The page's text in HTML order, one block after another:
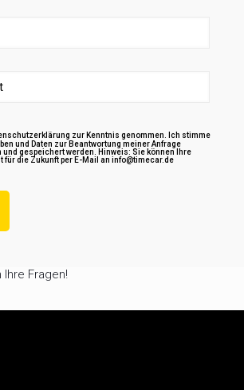
zur Kenntnis genommen. Ich stimme
und Daten zur Beantwortung meiner Anfrage
gespeichert werden. Hinweis: Sie können Ihre
für die Zukunft per E-Mail an info@timecar.de
Fragen!